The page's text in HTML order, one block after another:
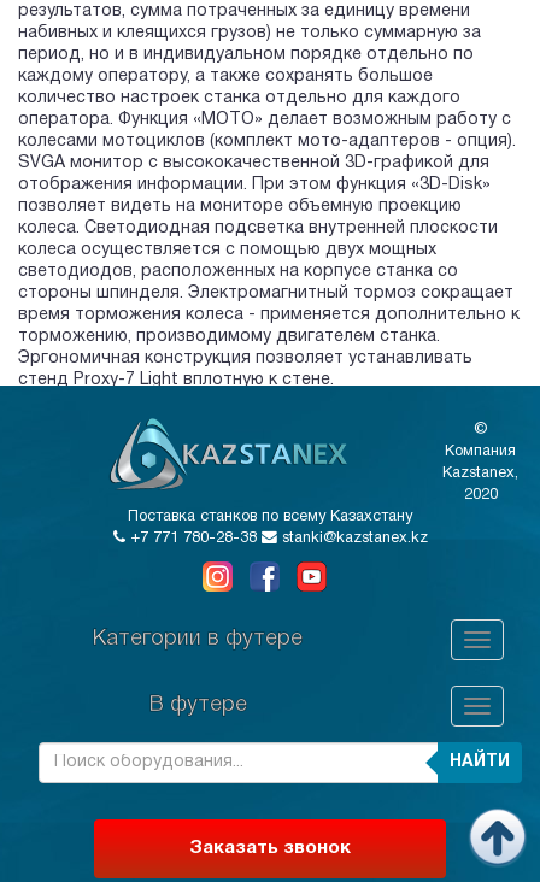
результатов, сумма потраченных за единицу времени
набивных и клеящихся грузов) не только суммарную за
период, но и в индивидуальном порядке отдельно по
каждому оператору, а также сохранять большое
количество настроек станка отдельно для каждого
оператора. Функция «MOTO» делает возможным работу с
колесами мотоциклов (комплект мото-адаптеров - опция).
SVGA монитор с высококачественной 3D-графикой для
отображения информации. При этом функция «3D-Disk»
позволяет видеть на мониторе объемную проекцию
колеса. Светодиодная подсветка внутренней плоскости
колеса осуществляется с помощью двух мощных
светодиодов, расположенных на корпусе станка со
стороны шпинделя. Электромагнитный тормоз сокращает
время торможения колеса - применяется дополнительно к
торможению, производимому двигателем станка.
Эргономичная конструкция позволяет устанавливать
стенд Proxy-7 Light вплотную к стене.
©
Компания
Kazstanex,
2020
Поставка станков по всему Казахстану
+7 771 780-28-38
stanki@kazstanex.kz
Категории в футере
В футере
НАЙТИ
Заказать звонок